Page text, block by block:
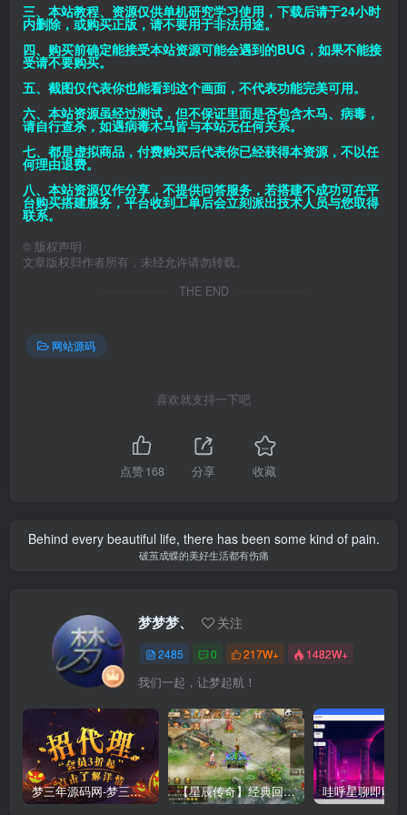
三、本站教程、资源仅供单机研究学习使用，下载后请于24小时
内删除，或购买正版，请不要用于非法用途。
四、购买前确定能接受本站资源可能会遇到的BUG，如果不能接
受请不要购买。
五、截图仅代表你也能看到这个画面，不代表功能完美可用。
六、本站资源虽经过测试，但不保证里面是否包含木马、病毒，
请自行查杀，如遇病毒木马皆与本站无任何关系。
七、都是虚拟商品，付费购买后代表你已经获得本资源，不以任
何理由退费。
八、本站资源仅作分享，不提供问答服务，若搭建不成功可在平
台购买搭建服务，平台收到工单后会立刻派出技术人员与您取得
联系。
© 版权声明
文章版权归作者所有，未经允许请勿转载。
THE END
网站源码
喜欢就支持一下吧
点赞168 分享 收藏
Behind every beautiful life, there has been some kind of pain.
破茧成蝶的美好生活都有伤痛
梦梦梦、 关注
2485 0 217W+ 1482W+
我们一起，让梦起航！
梦三年源码网-梦三年ym会员代理详情 【星辰传奇】经典回合制手游+安卓端+GM工具+详细搭建教程